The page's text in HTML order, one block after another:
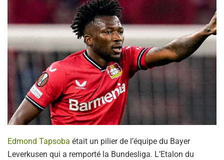
Edmond Tapsoba était un pilier de l’équipe du Bayer
Leverkusen qui a remporté la Bundesliga. L’Etalon du